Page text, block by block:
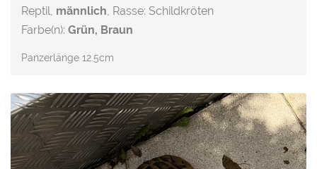
Reptil, männlich, Rasse: Schildkröten
Farbe(n): Grün, Braun
Panzerlänge 12.5cm